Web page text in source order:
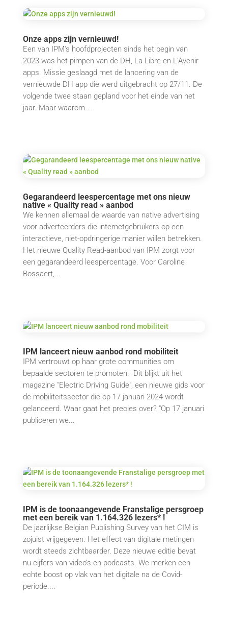
Onze apps zijn vernieuwd!
Een van IPM's hoofdprojecten sinds het begin van
2023 was het pimpen van de DH, La Libre en L'Avenir
apps. Missie geslaagd met de lancering van de
vernieuwde DH app die werd uitgebracht op 27/11. De
volgende twee staan gepland voor het einde van het
jaar. Maar waarom...
Gegarandeerd leespercentage met ons nieuw
native « Quality read » aanbod
We kennen allemaal de waarde van native advertising
voor adverteerders die internetgebruikers op een
interactieve, niet-opdringerige manier willen betrekken.
Het nieuwe Quality Read-aanbod van IPM zorgt voor
een gegarandeerd leespercentage. Voor Caroline
Bossaert,...
IPM lanceert nieuw aanbod rond mobiliteit
IPM vertrouwt op haar grote communities om
bepaalde sectoren te promoten. Dit blijkt uit het
magazine "Electric Driving Guide", een nieuwe gids voor
de mobiliteitssector die op 17 januari 2024 wordt
gelanceerd. Waar gaat het precies over? "Op 17 januari
publiceren we...
IPM is de toonaangevende Franstalige persgroep
met een bereik van 1.164.326 lezers* !
De jaarlijkse Belgian Publishing Survey van het CIM is
zojuist vrijgegeven. Het effect van digitale metingen
wordt steeds zichtbaarder. Deze nieuwe editie bevat
nu cijfers van video’s en podcasts. We merken een
echte boost op vlak van het digitale na de Covid-
periode....